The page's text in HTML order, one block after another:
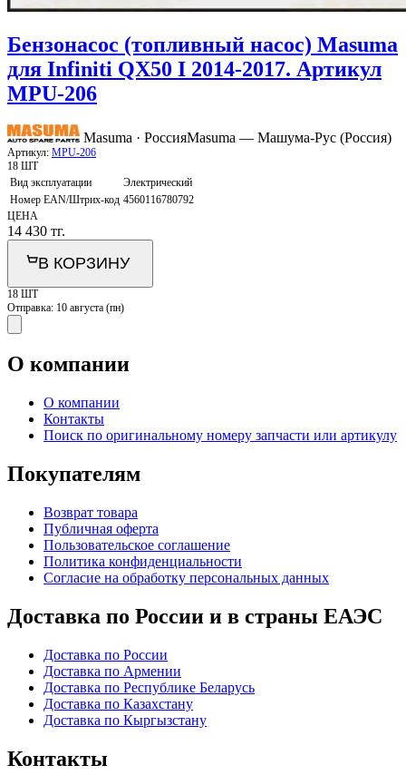
Бензонасос (топливный насос) Masuma
для Infiniti QX50 I 2014-2017. Артикул
MPU-206
Masuma · РоссияMasuma — Машума-Рус (Россия)
Артикул: MPU-206
18 ШТ
Вид эксплуатации
Электрический
Номер EAN/Штрих-код 4560116780792
ЦЕНА
14 430 тг.
В КОРЗИНУ
18 ШТ
Отправка: 10 августа (пн)
О компании
О компании
Контакты
Поиск по оригинальному номеру запчасти или артикулу
Покупателям
Возврат товара
Публичная оферта
Пользовательское соглашение
Политика конфиденциальности
Согласие на обработку персональных данных
Доставка по России и в страны ЕАЭС
Доставка по России
Доставка по Армении
Доставка по Республике Беларусь
Доставка по Казахстану
Доставка по Кыргызстану
Контакты